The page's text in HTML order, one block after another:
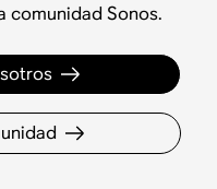
comunidad Sonos.